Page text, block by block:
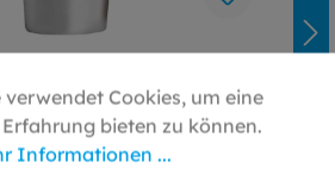
umsteigen – mit den
verwendet Cookies, um eine
bieten zu können.
Informationen ...